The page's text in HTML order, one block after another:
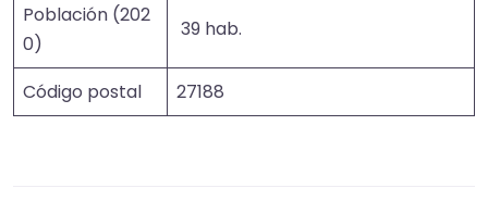
Población (202
0)
39 hab.
Código postal 27188​